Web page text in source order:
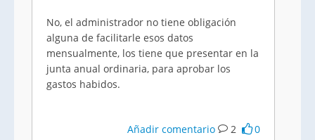
No, el administrador no tiene obligación
alguna de facilitarle esos datos
mensualmente, los tiene que presentar en la
junta anual ordinaria, para aprobar los
gastos habidos.
Añadir comentario 2 0